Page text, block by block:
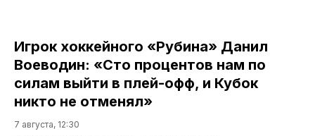
Игрок хоккейного «Рубина» Данил
Воеводин: «Сто процентов нам по
силам выйти в плей-офф, и Кубок
никто не отменял»
7 августа, 12:30